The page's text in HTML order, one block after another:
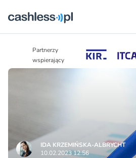
Partnerzy
wspierający
IDA KRZEMIŃSKA-ALBRYCHT
10.02.2023 12:56